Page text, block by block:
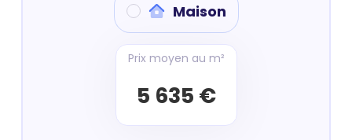
Maison
Prix moyen au m²
5 635 €